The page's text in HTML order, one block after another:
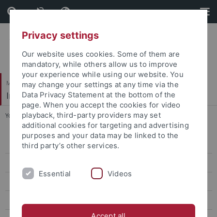
Skip
to
content
Skip
to
footer
Mathematisch-Naturwissenschaftliche Fakultät
Institut für Organische Chemie
You are here: Startseite ... Erasmus
Mitarbeiter
Publikationen
Privacy settings
Our website uses cookies. Some of them are
mandatory, while others allow us to improve
your experience while using our website. You
may change your settings at any time via the
Data Privacy Statement at the bottom of the
page. When you accept the cookies for video
playback, third-party providers may set
additional cookies for targeting and advertising
purposes and your data may be linked to the
third party’s other services.
Essential Videos